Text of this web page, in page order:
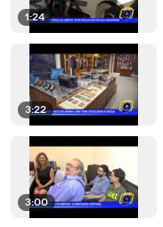
1:24
3:22
3:00